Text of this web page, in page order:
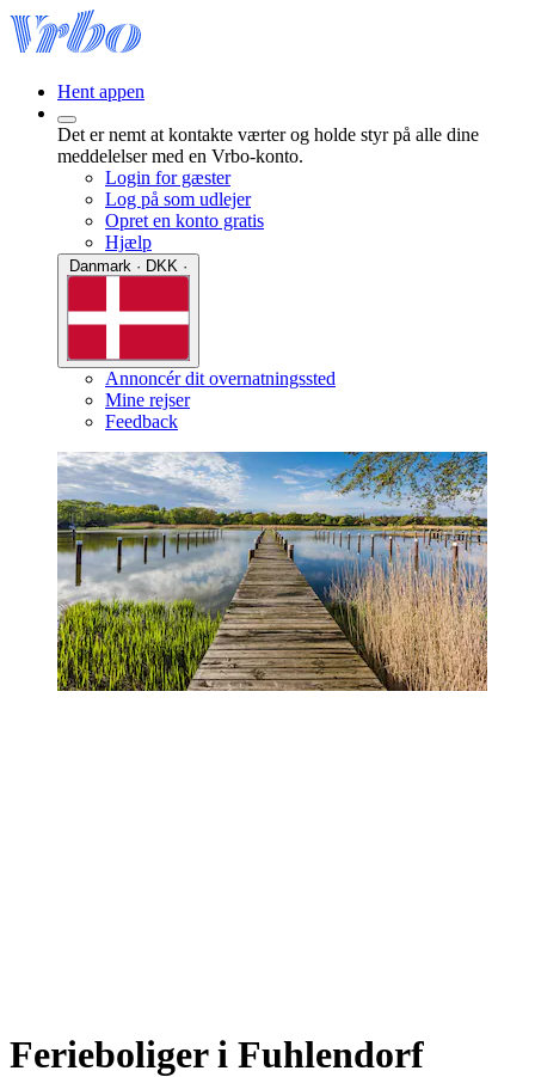
Hent appen
Det er nemt at kontakte værter og holde styr på alle dine
meddelelser med en Vrbo-konto.
Login for gæster
Log på som udlejer
Opret en konto gratis
Hjælp
Annoncér dit overnatningssted
Mine rejser
Feedback
Ferieboliger i Fuhlendorf